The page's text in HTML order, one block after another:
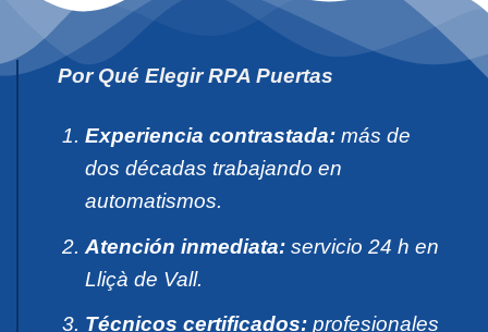
Por Qué Elegir RPA Puertas
Experiencia contrastada:más de
dos décadas trabajando en
automatismos.
Atención inmediata:servicio 24 h en
Lliçà de Vall.
Técnicos certificados:profesionales